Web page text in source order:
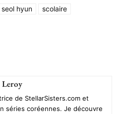
seol hyun
scolaire
de StellarSisters.com et
séries coréennes. Je découvre